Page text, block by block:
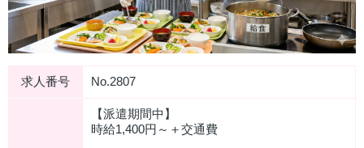
求人番号 No.2807
【派遣期間中】
時給1,400円～＋交通費